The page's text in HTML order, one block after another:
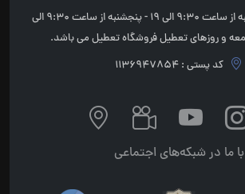
شنبه تا چهارشنبه از ساعت 9:30 الی 19 - پنجشنبه از ساعت 9:30 الی
کد پستی : 1136947854
با ما در شبکه‌های اجتماعی